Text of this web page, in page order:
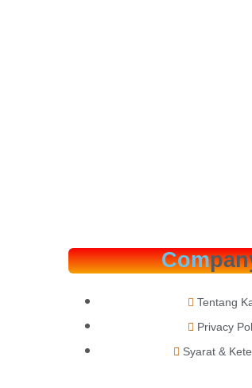
Com
Tentang
Privacy
Syarat &